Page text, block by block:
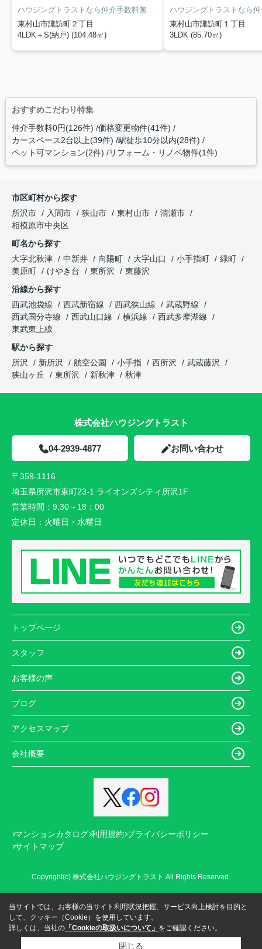
東村山市諏訪町２丁目
4LDK＋S(納戸) (104.48㎡)
東村山市諏訪町１丁目
3LDK (85.70㎡)
おすすめこだわり特集
仲介手数料0円(126件) 価格変更物件(41件)
カースペース2台以上(39件) 駅徒歩10分以内(28件)
ペット可マンション(2件) リフォーム・リノベ物件(1件)
市区町村から探す
所沢市
入間市 狭山市 東村山市
清瀬市
相模原市中央区
町名から探す
大字北秋津
中新井 向陽町 大字山口 小手指町
緑町
美原町
けやき台 東所沢
東藤沢
沿線から探す
西武池袋線
西武新宿線 西武狭山線
武蔵野線
西武国分寺線
西武山口線 横浜線
西武多摩湖線
東武東上線
駅から探す
所沢
新所沢 航空公園 小手指 西所沢
武蔵藤沢
狭山ヶ丘
東所沢 新秋津 秋津
株式会社ハウジングトラスト
04-2939-4877 お問い合わせ
〒359-1116
埼玉県所沢市東町23-1 ライオンズシティ所沢1F
営業時間： 9:30～18：00
定休日： 火曜日・水曜日
トップページ
スタッフ
お客様の声
ブログ
アクセスマップ
会社概要
マンションカタログ 利用規約 プライバシーポリシー
サイトマップ
Copyright(c) 株式会社ハウジングトラスト All Rights Reserved.
当サイトでは、お客様の当サイト利用状況把握、サービス向上検討を目的と
して、クッキー（Cookie）を使用しています。
詳しくは、当社の 「Cookieの取扱いについて」 をご確認ください。
閉じる